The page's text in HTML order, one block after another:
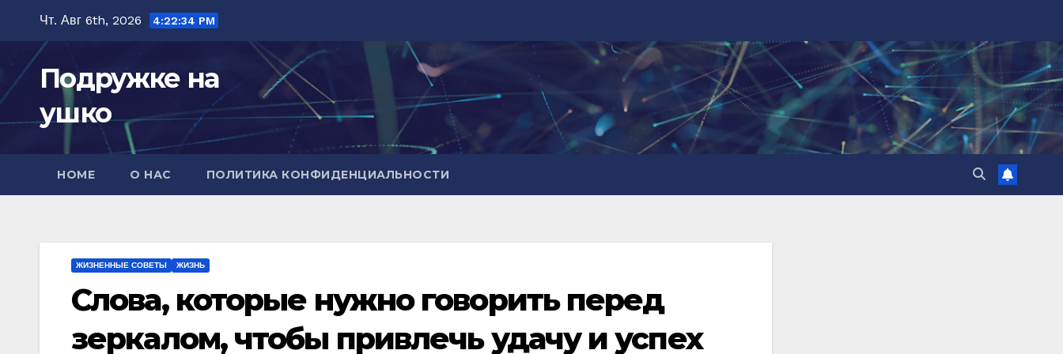
содержимому
Чт. Авг 6th, 2026 4:22:35 PM
Подружке на
ушко
HOME О НАС ПОЛИТИКА КОНФИДЕНЦИАЛЬНОСТИ
ЖИЗНЕННЫЕ СОВЕТЫ ЖИЗНЬ
Слова, которые нужно говорить перед
зеркалом, чтобы привлечь удачу и успех